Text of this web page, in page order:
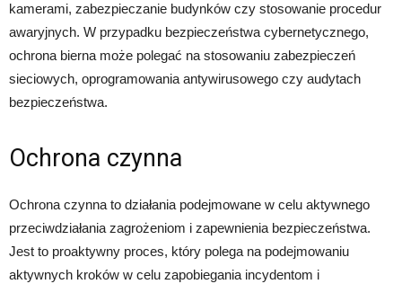
kamerami, zabezpieczanie budynków czy stosowanie procedur
awaryjnych. W przypadku bezpieczeństwa cybernetycznego,
ochrona bierna może polegać na stosowaniu zabezpieczeń
sieciowych, oprogramowania antywirusowego czy audytach
bezpieczeństwa.
Ochrona czynna
Ochrona czynna to działania podejmowane w celu aktywnego
przeciwdziałania zagrożeniom i zapewnienia bezpieczeństwa.
Jest to proaktywny proces, który polega na podejmowaniu
aktywnych kroków w celu zapobiegania incydentom i